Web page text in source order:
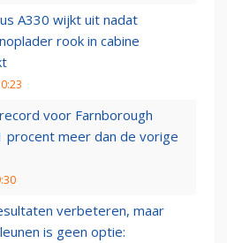
A330 wijkt uit nadat
rook in cabine
voor Farnborough
procent meer dan de vorige
verbeteren, maar
is geen optie: